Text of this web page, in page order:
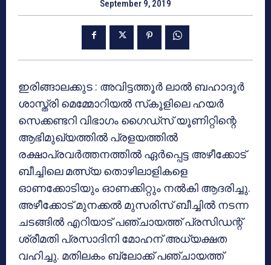
September 9, 2019
ഇരിങ്ങാലക്കുട : അവിട്ടത്തൂര്‍ ലാല്‍ ബഹാദൂര്‍
ശാസ്ത്രി മെമ്മോറിയല്‍ സ്‌കൂളിലെ ഹയര്‍
സെക്കണ്ടറി വിഭാഗം ഗൈഡ്‌സ് യൂണിറ്റിന്റെ
ആഭിമുഖ്യത്തില്‍ പ്രളയത്തില്‍
രക്ഷാപ്രവര്‍ത്തനത്തില്‍ ഏര്‍പ്പെട്ട അഴീക്കോട്
ബീച്ചിലെ മത്സ്യ തൊഴിലാളികളെ
ഓണക്കോടിയും ഓണക്കിറ്റും നല്‍കി ആദരിച്ചു.
അഴീക്കോട് മുനക്കല്‍ മുസരിസ് ബീച്ചില്‍ നടന്ന
ചടങ്ങില്‍ എറിയാട് പഞ്ചായത്ത് പ്രസിഡന്റ്
ശ്രീമതി പ്രസാദിനി മോഹന് അധ്യക്ഷത
വഹിച്ചു. മതിലകം ബ്ലോക്ക് പഞ്ചായത്ത്